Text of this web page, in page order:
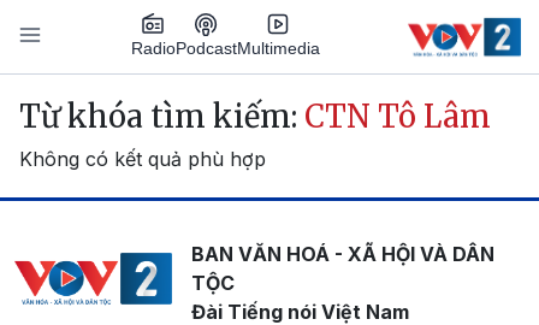
Nhảy đến nội dung
RadioPodcastMultimedia
Main navigation
Từ khóa tìm kiếm: CTN Tô Lâm
Không có kết quả phù hợp
BAN VĂN HOÁ - XÃ HỘI VÀ DÂN
TỘC
Đài Tiếng nói Việt Nam